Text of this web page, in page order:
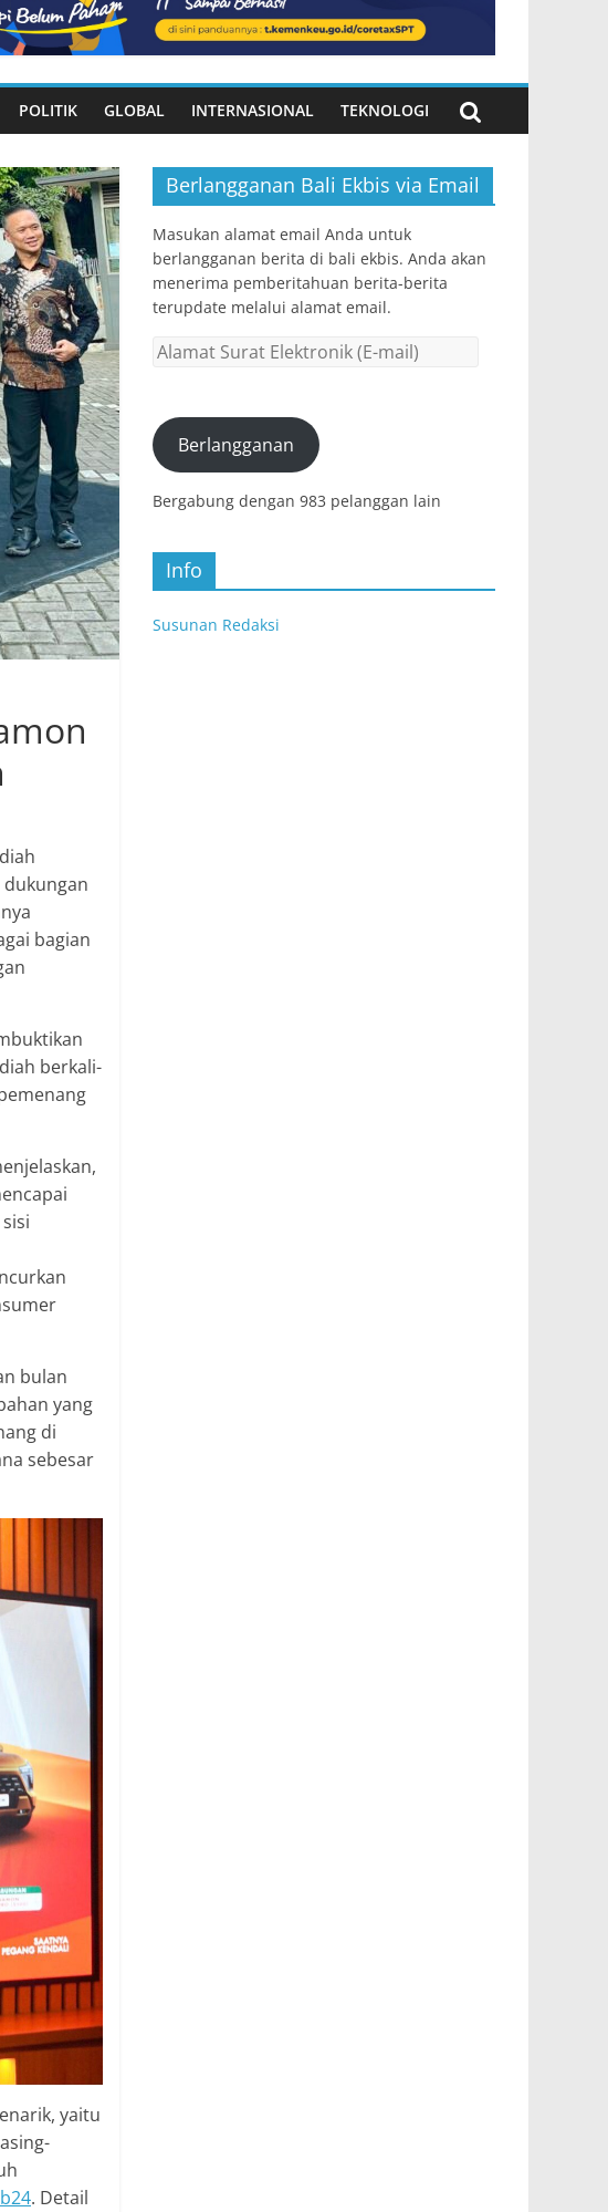
POLITIK GLOBAL INTERNASIONAL TEKNOLOGI
bagian
berkali-
bulan
yang
di
sebesar
yaitu
. Detail
Berlangganan Bali Ekbis via Email
Masukan alamat email Anda untuk
berlangganan berita di bali ekbis. Anda akan
menerima pemberitahuan berita-berita
terupdate melalui alamat email.
Alamat
(E-
mail)Berlangganan
Bergabung dengan 983 pelanggan lain
Info
Susunan Redaksi